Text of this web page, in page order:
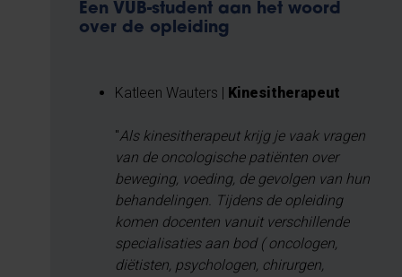
Een VUB-student aan het woord
over de opleiding
Katleen Wauters | Kinesitherapeut
"Als kinesitherapeut krijg je vaak vragen
van de oncologische patiënten over
beweging, voeding, de gevolgen van hun
behandelingen. Tijdens de opleiding
komen docenten vanuit verschillende
specialisaties aan bod ( oncologen,
diëtisten, psychologen, chirurgen,